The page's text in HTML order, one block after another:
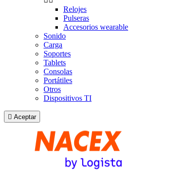
Relojes
Pulseras
Accesorios wearable
Sonido
Carga
Soportes
Tablets
Consolas
Portátiles
Otros
Dispositivos TI
 Aceptar